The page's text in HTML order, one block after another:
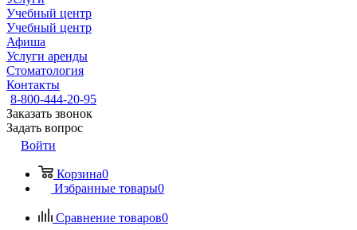
Учебный центр
Учебный центр
Афиша
Услуги аренды
Стоматология
Контакты
8-800-444-20-95
Заказать звонок
Задать вопрос
Войти
Корзина0
Избранные товары0
Сравнение товаров0